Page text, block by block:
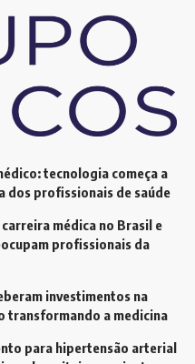
tecnologia começa a
dos profissionais de saúde
médica no Brasil e
profissionais da
investimentos na
transformando a medicina
para hipertensão arterial